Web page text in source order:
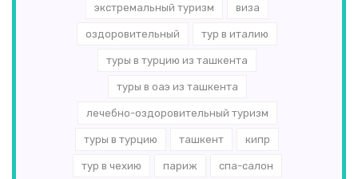
экстремальный туризм виза
оздоровительный тур в италию
туры в турцию из ташкента
туры в оаэ из ташкента
лечебно-оздоровительный туризм
туры в турцию ташкент кипр
тур в чехию париж спа-салон